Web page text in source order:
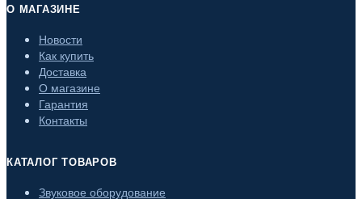
О МАГАЗИНЕ
Новости
Как купить
Доставка
О магазине
Гарантия
Контакты
КАТАЛОГ ТОВАРОВ
Звуковое оборудование